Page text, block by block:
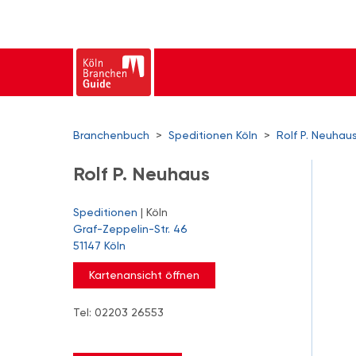
Branchenbuch > Speditionen Köln > Rolf P.
Rolf P. Neuhaus
Speditionen | Köln
Graf-Zeppelin-Str. 46
51147 Köln
Kartenansicht öffnen
Tel: 02203 26553